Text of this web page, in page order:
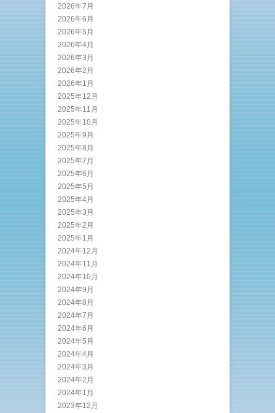
2026年7月
2026年6月
2026年5月
2026年4月
2026年3月
2026年2月
2026年1月
2025年12月
2025年11月
2025年10月
2025年9月
2025年8月
2025年7月
2025年6月
2025年5月
2025年4月
2025年3月
2025年2月
2025年1月
2024年12月
2024年11月
2024年10月
2024年9月
2024年8月
2024年7月
2024年6月
2024年5月
2024年4月
2024年3月
2024年2月
2024年1月
2023年12月